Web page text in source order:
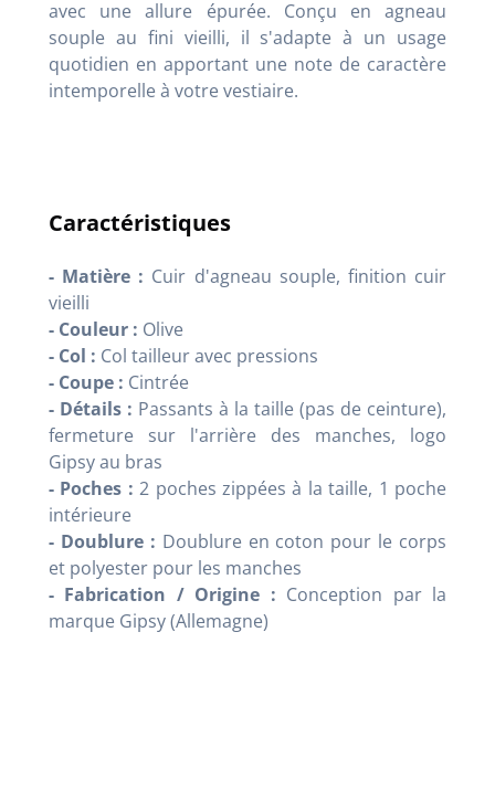
avec une allure épurée. Conçu en agneau
souple au fini vieilli, il s'adapte à un usage
quotidien en apportant une note de caractère
intemporelle à votre vestiaire.
Caractéristiques
- Matière : Cuir d'agneau souple, finition cuir
vieilli
- Couleur : Olive
- Col : Col tailleur avec pressions
- Coupe : Cintrée
- Détails : Passants à la taille (pas de ceinture),
fermeture sur l'arrière des manches, logo
Gipsy au bras
- Poches :2 poches zippées à la taille, 1 poche
intérieure
- Doublure : Doublure en coton pour le corps
et polyester pour les manches
- Fabrication / Origine : Conception par la
marque Gipsy (Allemagne)